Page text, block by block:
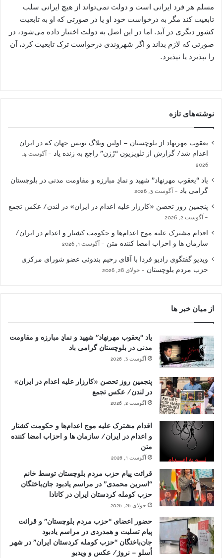
مسلم هر فرد ایرانی است و دولت نمی‌تواند از هیچ ایرانی سلب
تابعیت کند مگر به درخواست خود او یا در صورتی که او به تابعیت
کشور دیگری در آید. اما در این اصل به دولت اختیار داده می‌شود، در
صورتی که لازم بداند و اگر شهروندی درخواست ترک تابعیت کرد، آن
را بپذیرد یا نپذیرد.
نوشته‌های تازه
یعقوب مهرنهاد از بلوچستان – اولین وبلاگ نویس جهان که در ایران
اعدام شد/ گزارش از تلویزیون “رُژن” راجع به زنده یاد
آگوست 4,
2026
یاد “یعقوب مهرنهاد” شهید و نمادِ مبارزه و مقاومت مدنی در بلوچستان
گرامی باد
آگوست 3, 2026
پنجمین روز تحصن «کارزار علیه اعدام در ایران» در لندن/ عکس تجمع
آگوست 2, 2026
اقدام مشترک علیه موج اعدام‌ها و حکومت کشتار و اعدام در ایران/
سازمان ها و احزاب امضا کننده متن
آگوست 1, 2026
ویدیو گفتگوی رادیو فردا با آقای رحیم بندوئی عضو شورای مرکزی
حزب مردم بلوچستان
جولای 28, 2026
از میان خبر ها
یاد “یعقوب مهرنهاد” شهید و نمادِ مبارزه و مقاومت
مدنی در بلوچستان گرامی باد
آگوست 3, 2026
پنجمین روز تحصن «کارزار علیه اعدام در ایران»
در لندن/ عکس تجمع
آگوست 2, 2026
اقدام مشترک علیه موج اعدام‌ها و حکومت کشتار
و اعدام در ایران/ سازمان ها و احزاب امضا کننده
متن
آگوست 1, 2026
قرائت پیام حزب مردم بلوچستان توسط خانم
“اسرین محمدی” در مراسم یادبود جان‌باختگان
حزب کومله کردستان ایران در کانادا
جولای 26, 2026
حضور اعضای “حزب مردم بلوچستان” و قرائت
پیام تسلیت و همدردی در مراسم یادبود
جان‌باختگان “حزب کومله کردستان ایران” در شهر
اُسلو – نروژ/ عکس و ویدیو